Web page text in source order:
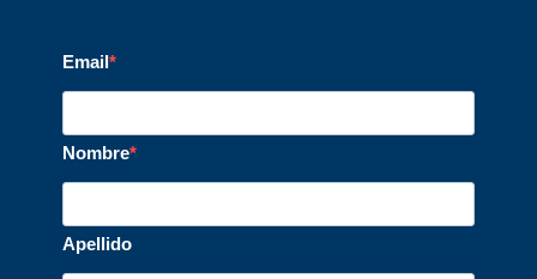
Email
Nombre
Apellido